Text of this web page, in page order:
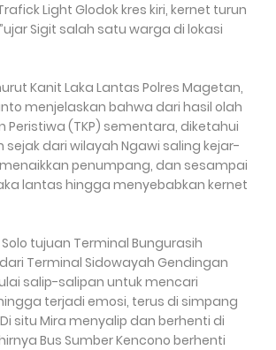
Light Glodok kres kiri, kernet turun
Sigit salah satu warga di lokasi
Kanit Laka Lantas Polres Magetan,
menjelaskan bahwa dari hasil olah
Peristiwa (TKP) sementara, diketahui
dari wilayah Ngawi saling kejar-
penumpang, dan sesampai
lantas hingga menyebabkan kernet
tujuan Terminal Bungurasih
Terminal Sidowayah Gendingan
salip-salipan untuk mencari
terjadi emosi, terus di simpang
situ Mira menyalip dan berhenti di
Bus Sumber Kencono berhenti